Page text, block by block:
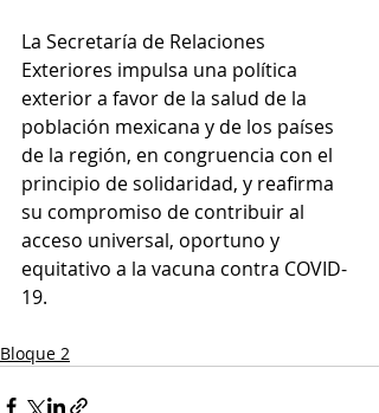
La Secretaría de Relaciones
Exteriores impulsa una política
exterior a favor de la salud de la
población mexicana y de los países
de la región, en congruencia con el
principio de solidaridad, y reafirma
su compromiso de contribuir al
acceso universal, oportuno y
equitativo a la vacuna contra COVID-
19.
Bloque 2